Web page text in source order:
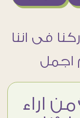
شاركنا فى اننا
اجمل
ëمن اراء